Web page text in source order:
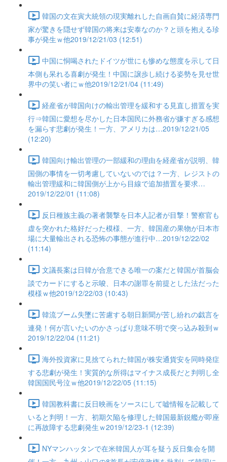
韓国の文在寅大統領の現実離れした自画自賛に経済専門
家が驚きを隠せず韓国の将来は安泰なのか？と頭を抱える珍
事が発生ｗ他2019/12/21/03 (12:51)
中国に恫喝されたドイツが世にも惨めな態度を示して日
本側も呆れる喜劇が発生！中国に譲歩し続ける姿勢を見せ世
界中の笑い者にｗ他2019/12/21/04 (11:49)
経産省が韓国向けの輸出管理を緩和する見直し措置を実
行⇒韓国に愛想を尽かした日本国民に外務省が嫌すぎる感想
を漏らす悲劇が発生！一方、アメリカは…2019/12/21/05
(12:20)
韓国向け輸出管理の一部緩和の理由を経産省が説明、韓
国側の事情を一切考慮していないのでは？一方、レジストの
輸出管理緩和に韓国側が上から目線で追加措置を要求…
2019/12/22/01 (11:08)
反日種族主義の著者襲撃を日本人記者が目撃！警察官も
虚を突かれた格好だった模様、一方、韓国産の果物が日本市
場に大量輸出される恐怖の事態が進行中…2019/12/22/02
(11:14)
文議長案は日韓が合意できる唯一の案だと韓国が首脳会
談でカードにすると示唆、日本の謝罪を前提とした法だった
模様ｗ他2019/12/22/03 (10:43)
韓流ブーム失墜に苦慮する朝日新聞が苦し紛れの戯言を
連発！何が言いたいのかさっぱり意味不明で突っ込み殺到ｗ
2019/12/22/04 (11:21)
海外投資家に見捨てられた韓国が株安通貨安を同時発症
する悲劇が発生！実質的な所得はマイナス成長だと判明し全
韓国国民号泣ｗ他2019/12/22/05 (11:15)
韓国教科書に反日映画をソースにして嘘情報を記載して
いると判明！一方、初期欠陥を修理した韓国最新鋭艦が即座
に再故障する悲劇発生ｗ2019/12/23-1 (12:39)
NYマンハッタンで在米韓国人が耳を疑う反日集会を開